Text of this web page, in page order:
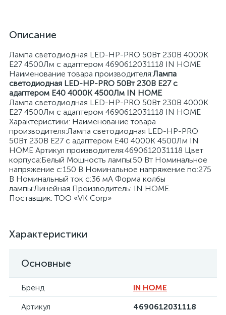
Описание
Лампа светодиодная LED-HP-PRO 50Вт 230В 4000К
E27 4500Лм с адаптером 4690612031118 IN HOME
Наименование товара производителя:Лампа
светодиодная LED-HP-PRO 50Вт 230В Е27 с
адаптером E40 4000К 4500Лм IN HOME
Лампа светодиодная LED-HP-PRO 50Вт 230В 4000К
E27 4500Лм с адаптером 4690612031118 IN HOME
Характеристики: Наименование товара
производителя:Лампа светодиодная LED-HP-PRO
50Вт 230В Е27 с адаптером E40 4000К 4500Лм IN
HOME Артикул производителя:4690612031118 Цвет
корпуса:Белый Мощность лампы:50 Вт Номинальное
напряжение с:150 В Номинальное напряжение по:275
В Номинальный ток с:36 мА Форма колбы
лампы:Линейная Производитель: IN HOME.
Поставщик: ТОО «VK Corp»
Характеристики
Основные
Бренд
IN HOME
Артикул
4690612031118